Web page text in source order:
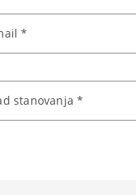
*
stanovanja *